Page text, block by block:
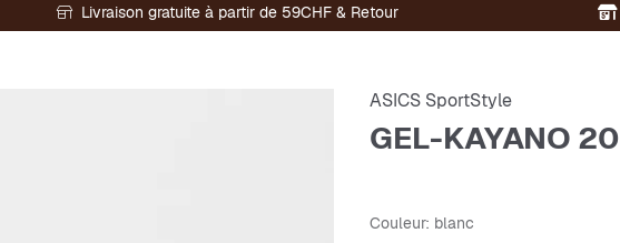
Livraison gratuite à partir de 59CHF & Retour
ASICS SportStyle
GEL-KAYANO 20
Couleur: blanc